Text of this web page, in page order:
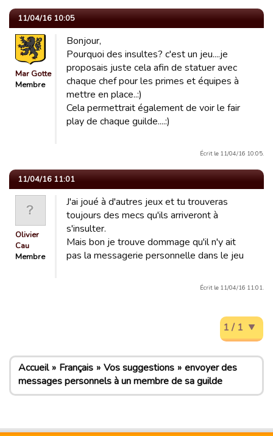
11/04/16 10:05
Mar Gotte
Membre
Bonjour,
Pourquoi des insultes? c'est un jeu....je
proposais juste cela afin de statuer avec
chaque chef pour les primes et équipes à
mettre en place..:)
Cela permettrait également de voir le fair
play de chaque guilde....:)
Écrit le 11/04/16 10:05.
11/04/16 11:01
Olivier
Cau
Membre
J'ai joué à d'autres jeux et tu trouveras
toujours des mecs qu'ils arriveront à
s'insulter.
Mais bon je trouve dommage qu'il n'y ait
pas la messagerie personnelle dans le jeu
Écrit le 11/04/16 11:01.
1 / 1
Accueil Français Vos suggestions
envoyer des
messages personnels à un membre de sa guilde